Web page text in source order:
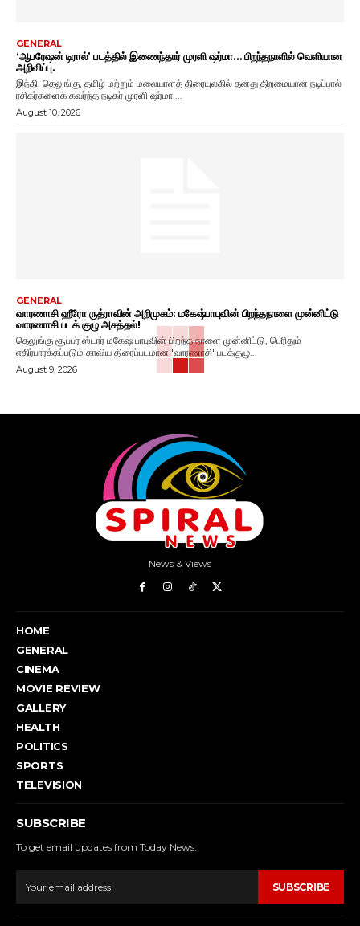
GENERAL
‘ஆபரேஷன் டிரால்’ படத்தில் இணைந்தார் முரளி ஷர்மா… பிறந்தநாளில் வெளியான
அறிவிப்பு.
இந்தி, தெலுங்கு, தமிழ் மற்றும் மலையாளத் திரையுலகில் தனது திறமையான நடிப்பால்
ரசிகர்களைக் கவர்ந்த நடிகர் முரளி ஷர்மா,...
August 10, 2026
GENERAL
வாரணாசி ஹீரோ ருத்ராவின் அறிமுகம்: மகேஷ்பாபுவின் பிறந்தநாளை முன்னிட்டு
வாரணாசி படக் குழு அசத்தல்!
தெலுங்கு சூப்பர் ஸ்டார் மகேஷ் பாபுவின் பிறந்த நாளை முன்னிட்டு, பெரிதும்
எதிர்பார்க்கப்படும் காவிய திரைப்படமான 'வாரணாசி' படக்குழு...
August 9, 2026
News & Views
HOME
GENERAL
CINEMA
MOVIE REVIEW
GALLERY
HEALTH
POLITICS
SPORTS
TELEVISION
SUBSCRIBE
To get email updates from Today News.
SUBSCRIBE